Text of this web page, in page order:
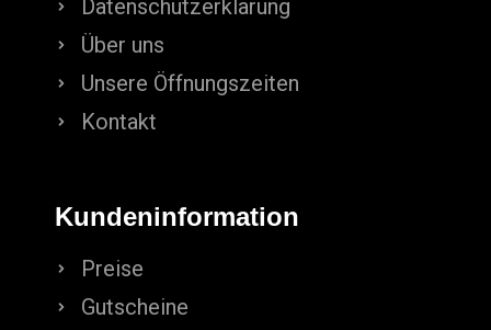
Datenschutzerklärung
Über uns
Unsere Öffnungszeiten
Kontakt
Kundeninformation
Preise
Gutscheine